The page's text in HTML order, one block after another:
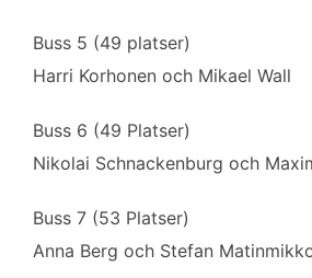
Buss 5 (49 platser)
Harri Korhonen och Mikael Wall
Buss 6 (49 Platser)
Nikolai Schnackenburg och
Buss 7 (53 Platser)
Anna Berg och Stefan